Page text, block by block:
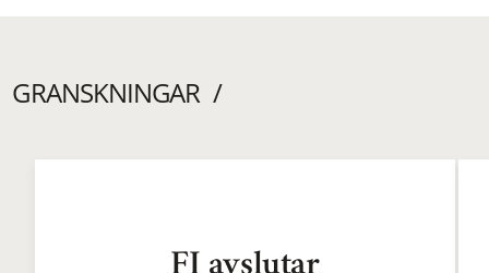
GRANSKNINGAR